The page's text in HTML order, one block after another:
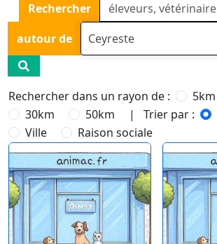
Rechercher
autour de
Rechercher dans un rayon de : 5km
30km
50km | Trier par :
Ville
Raison sociale